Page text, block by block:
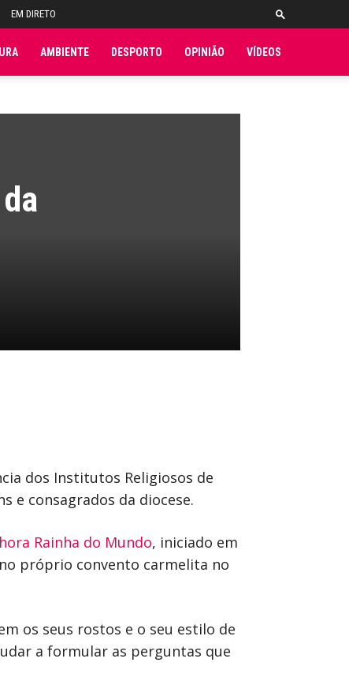
EM DIRETO
AMBIENTE DESPORTO OPINIÃO VÍDEOS
dos Institutos Religiosos de
e consagrados da diocese.
Rainha do Mundo, iniciado em
próprio convento carmelita no
os seus rostos e o seu estilo de
a formular as perguntas que